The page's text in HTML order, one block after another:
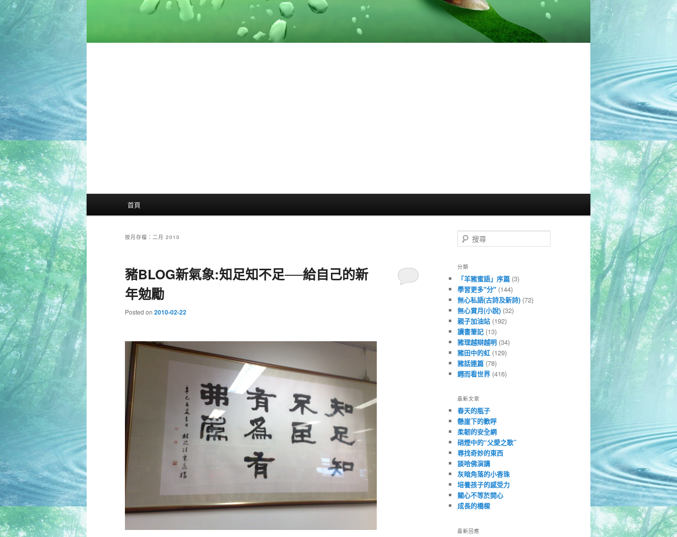
首頁
按月存檔： 二月 2010
豬BLOG新氣象:知足知不足──給自己的新
年勉勵
Posted on 2010-02-22
搜
尋
分類
「羊豬蜜語」序篇 (3)
學習更多"分" (144)
無心私語(古詩及新詩) (72)
無心賞月(小說) (32)
親子加油站 (192)
讀書筆記 (13)
豬理越辯越明 (34)
豬田中的虹 (129)
豬話連篇 (78)
鏏而看世界 (416)
最新文章
春天的瓶子
懸崖下的歡呼
柔韌的安全網
硝煙中的“父愛之歌”
尋找奇妙的東西
談哈佛演講
灰暗角落的小香珠
培養孩子的感受力
關心不等於開心
成長的橋樑
最新回應